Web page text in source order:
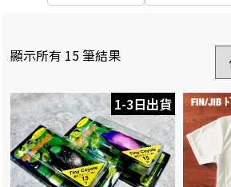
顯示所有 15 筆結果
1-3日出貨